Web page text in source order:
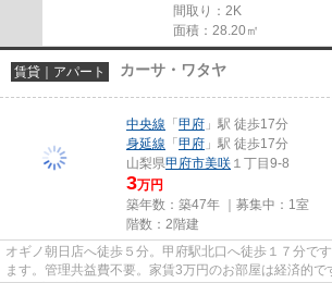
間取り：2K
面積：28.20㎡
賃貸｜アパート カーサ・ワタヤ
中央線 「 甲府 」駅 徒歩17分
身延線 「 甲府 」駅 徒歩17分
山梨県甲府市美咲 １丁目9-8
3万円
築年数：築47年 ｜募集中： 1室
階数：2階建
オギノ朝日店へ徒歩５分。甲府駅北口へ徒歩１７分で
ます。管理共益費不要。家賃3万円のお部屋は経済的で